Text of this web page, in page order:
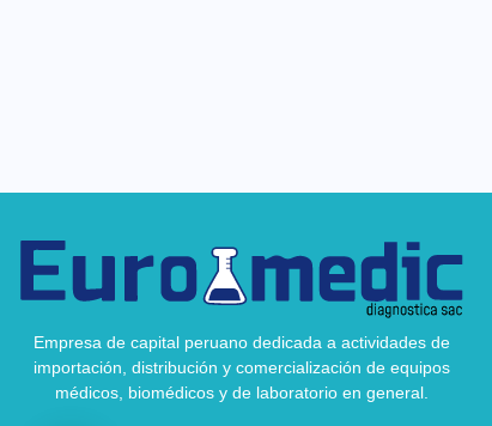
Empresa de capital peruano dedicada a actividades de
importación, distribución y comercialización de equipos
médicos, biomédicos y de laboratorio en general.